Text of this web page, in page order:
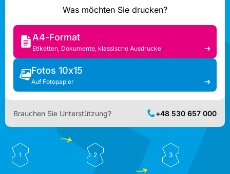
Was möchten Sie drucken?
A4-Format
Etiketten, Dokumente, klassische Ausdrucke
Fotos 10x15
Auf Fotopapier
Brauchen Sie Unterstützung? +48 530 657 000
1 2 3